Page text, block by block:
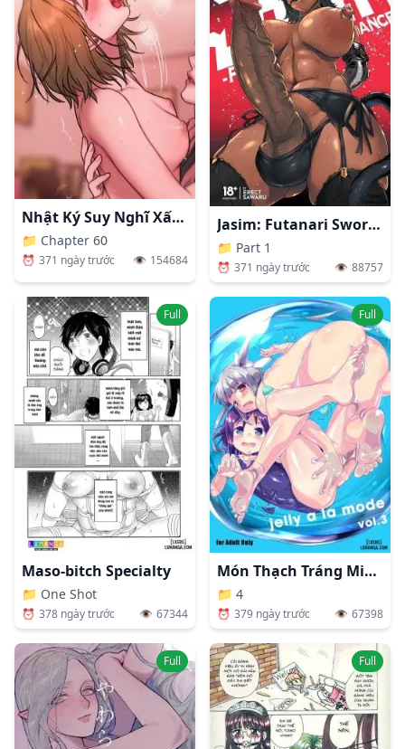
Nhật Ký Suy Nghĩ Xấu Xa
📁 Chapter 60
⏰ 371 ngày trước 👁️ 154684
Jasim: Futanari Sword Dancer
📁 Part 1
⏰ 371 ngày trước 👁️ 88757
Full
Maso-bitch Specialty
📁 One Shot
⏰ 378 ngày trước 👁️ 67344
Full
Món Thạch Tráng Miệng
📁 4
⏰ 379 ngày trước 👁️ 67398
Full Full